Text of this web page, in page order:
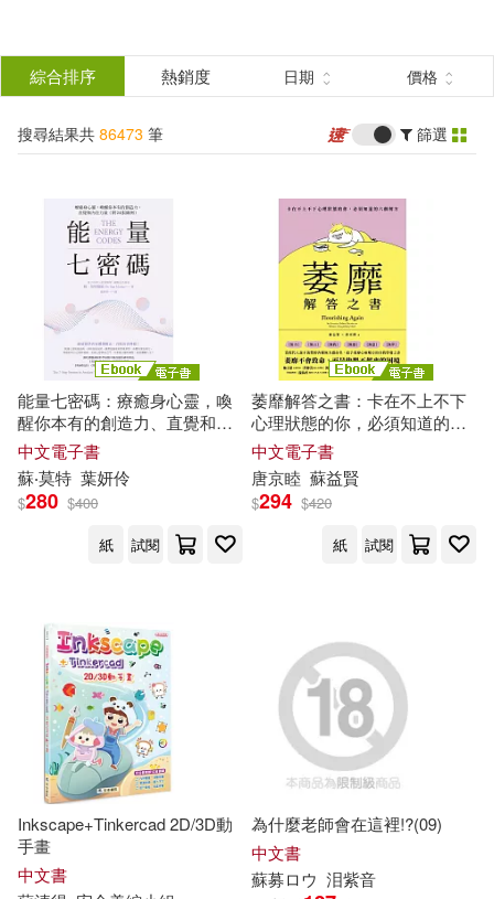
結
分類 (單選)
所有商品(86473)
圖書(54358) 影音(2802)
雜誌(3055)
美妝(1082)
家居生活(2853) 美食(819)
3C(2247) 家電(2721)
保健(526) 設計文具(2311)
日用清潔(422)
休閒生活(415)
婦幼生活(2132)
餐廚生活(602)
作者 (可複選)
（蘇）高爾基(177)
蘇青和(173) 崔鍾雷(157)
Milkyway(124)
（英）劉易斯·卡羅爾(110)
仲村佳樹(107)
（蘇）比安基(102)
S-cute(98) 張惠雄(97)
（法）聖埃克蘇佩里(95)
展開
出版社 (可複選)
機械工業出版社(1524)
清華大學出版社(1220)
綜合排序 熱銷度 日期 價格
搜尋結果共 86473 筆 篩選
能量七密碼：療癒身心靈，喚
醒你本有的創造力、直覺和內
在力量【附24張圖例】 (電子
書)
中文電子書
蘇‧莫特 葉妍伶
$280 $400
紙
試閱
萎靡解答之書：卡在不上不下
心理狀態的你，必須知道的六
個解方 (電子書)
中文電子書
唐京睦 蘇益賢
$294 $420
紙
試閱
Inkscape+Tinkercad 2D/3D動
手畫
中文書
為什麼老師會在這裡!?(09)
中文書
蘇募ロウ 泪紫音